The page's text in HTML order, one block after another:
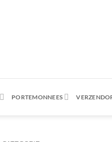
PORTEMONNEES